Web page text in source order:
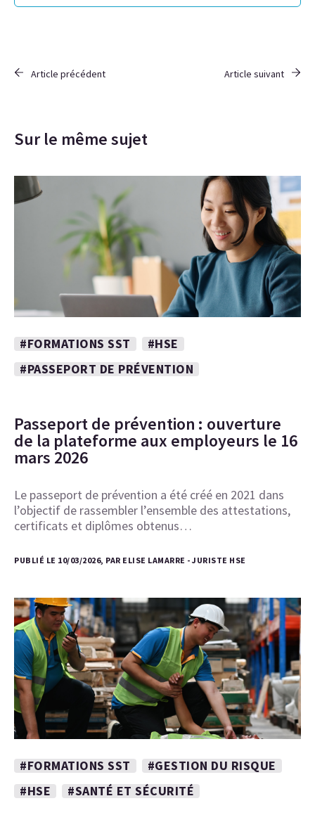
Article précédent Article suivant
Sur le même sujet
#FORMATIONS SST
#HSE
#PASSEPORT DE PRÉVENTION
Passeport de prévention : ouverture
de la plateforme aux employeurs le 16
mars 2026
Le passeport de prévention a été créé en 2021 dans
l’objectif de rassembler l’ensemble des attestations,
certificats et diplômes obtenus…
PUBLIÉ LE 10/03/2026, PAR ELISE LAMARRE - JURISTE HSE
#FORMATIONS SST
#GESTION DU RISQUE
#HSE
#SANTÉ ET SÉCURITÉ